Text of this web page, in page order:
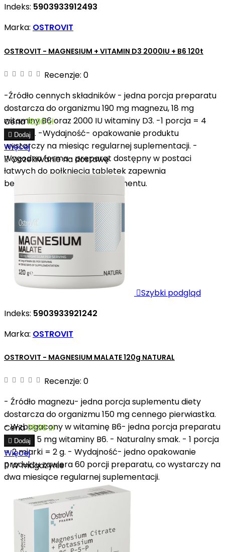
Indeks: 5903933912493
Marka: OSTROVIT
OSTROVIT - MAGNESIUM + VITAMIN D3 2000IU + B6 120t
Recenzje: 0
-Źródło cennych składników - jedna porcja preparatu
dostarcza do organizmu 190 mg magnezu, 18 mg
witaminy B6 oraz 2000 IU witaminy D3. -1 porcja = 4
tabletki. -Wydajność- opakowanie produktu
wystarczy na miesiąc regularnej suplementacji. -
Wygodna forma- preparat dostępny w postaci
łatwych do połknięcia tabletek zapewnia
bezproblemową podaż suplementu.
Cena18,90 zł
 Dodaj
Więcej
Oczekiwanie na dostawę
Szybki podgląd
Indeks: 5903933921242
Marka: OSTROVIT
OSTROVIT - MAGNESIUM MALATE 120g NATURAL
Recenzje: 0
- Źródło magnezu- jedna porcja suplementu diety
dostarcza do organizmu 150 mg cennego pierwiastka.
- Wzbogacony w witaminę B6- jedna porcja preparatu
zawiera 5 mg witaminy B6. - Naturalny smak. - 1 porcja
= 2 miarki = 2 g. - Wydajność- jedno opakowanie
produktu zawiera 60 porcji preparatu, co wystarczy na
dwa miesiące regularnej suplementacji.
Cena39,99 zł
 Dodaj
Więcej
W magazynie